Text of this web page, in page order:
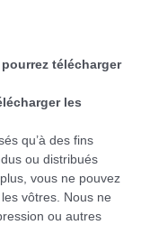
télécharger
les
qu’à des fins
ou distribués
vous ne pouvez
vôtres. Nous ne
ou autres